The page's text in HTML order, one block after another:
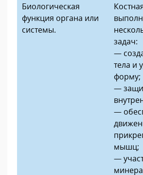
Биологическая
функция органа или
системы.
задач:
—
тела и
форму;
—
—
мышц;
—